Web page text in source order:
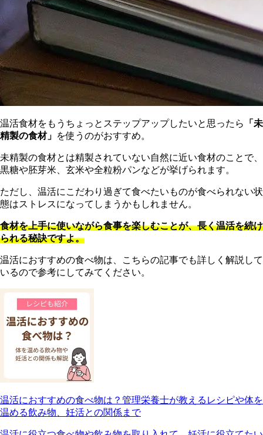
温活食材をもうちょっとステップアップしたいと思ったら
「未
精製の食材」 を使うのがおすすめ。
未精製の食材とは精製されていない自然に近い食材のことで、
黒糖や胚芽米、玄米や全粒粉パンなどが挙げられます。
ただし、温活にこだわり過ぎて食べたいものが食べられない状
態はストレスになってしまうかもしれません。
食材を上手に使いながら食事を楽しむことが、長く温活を続け
られる秘訣ですよ。
温活におすすめの食べ物は、こちらの記事でも詳しく解説して
いるので参考にしてみてください。
温活におすすめの食べ物は？管理栄養士が教えるレシピや体を
温める飲み物、妊活との関係まで